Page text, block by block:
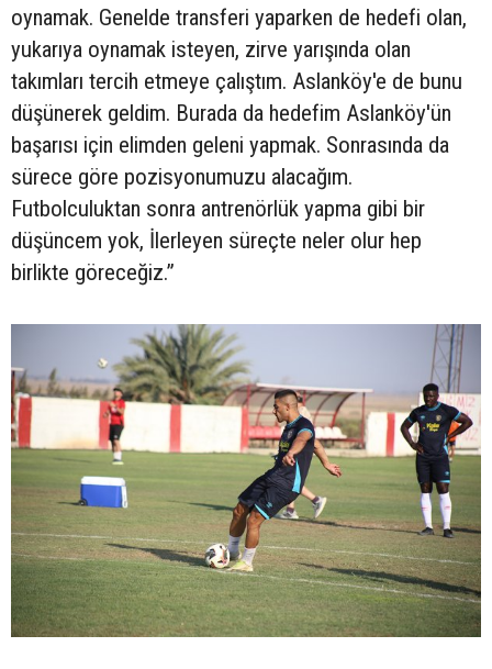
oynamak. Genelde transferi yaparken de hedefi olan,
yukarıya oynamak isteyen, zirve yarışında olan
takımları tercih etmeye çalıştım. Aslanköy'e de bunu
düşünerek geldim. Burada da hedefim Aslanköy'ün
başarısı için elimden geleni yapmak. Sonrasında da
sürece göre pozisyonumuzu alacağım.
Futbolculuktan sonra antrenörlük yapma gibi bir
düşüncem yok, İlerleyen süreçte neler olur hep
birlikte göreceğiz.”